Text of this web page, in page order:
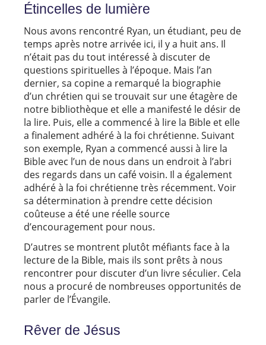
Étincelles de lumière
Nous avons rencontré Ryan, un étudiant, peu de
temps après notre arrivée ici, il y a huit ans. Il
n’était pas du tout intéressé à discuter de
questions spirituelles à l’époque. Mais l’an
dernier, sa copine a remarqué la biographie
d’un chrétien qui se trouvait sur une étagère de
notre bibliothèque et elle a manifesté le désir de
la lire. Puis, elle a commencé à lire la Bible et elle
a finalement adhéré à la foi chrétienne. Suivant
son exemple, Ryan a commencé aussi à lire la
Bible avec l’un de nous dans un endroit à l’abri
des regards dans un café voisin. Il a également
adhéré à la foi chrétienne très récemment. Voir
sa détermination à prendre cette décision
coûteuse a été une réelle source
d’encouragement pour nous.
D’autres se montrent plutôt méfiants face à la
lecture de la Bible, mais ils sont prêts à nous
rencontrer pour discuter d’un livre séculier. Cela
nous a procuré de nombreuses opportunités de
parler de l’Évangile.
Rêver de Jésus